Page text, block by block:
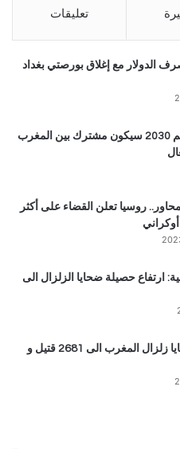
تعليقات
الدولار مع إغلاق بورصتي بغداد
فيفا: كأس العالم 2030 سيكون مشترك بين المغرب
روسيا تعلن القضاء على أكثر
ارتفاع حصيلة ضحايا الزلزال الى
ارتفاع عدد ضحايا زلزال المغرب الى 2681 قتيل و